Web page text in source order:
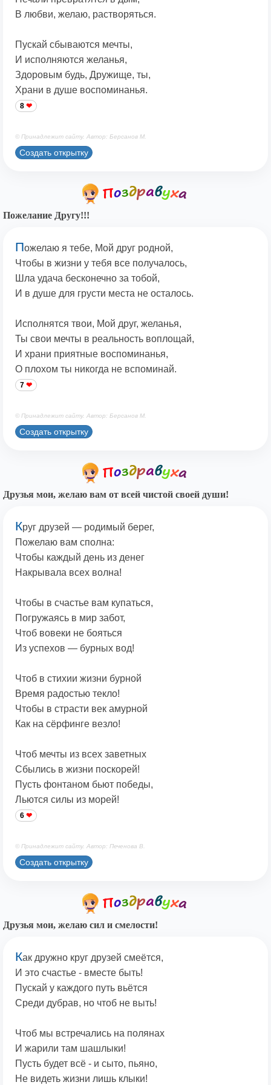
В любви, желаю, растворяться.
Пускай сбываются мечты,
И исполняются желанья,
Здоровым будь, Дружище, ты,
Храни в душе воспоминанья.
8
© Принадлежит сайту. Автор: Берсанов М.
Создать открытку
Пожелание Другу!!!
Пожелаю я тебе, Мой друг родной,
Чтобы в жизни у тебя все получалось,
Шла удача бесконечно за тобой,
И в душе для грусти места не осталось.
Исполнятся твои, Мой друг, желанья,
Ты свои мечты в реальность воплощай,
И храни приятные воспоминанья,
О плохом ты никогда не вспоминай.
7
© Принадлежит сайту. Автор: Берсанов М.
Создать открытку
Друзья мои, желаю вам от всей чистой своей души!
Круг друзей — родимый берег,
Пожелаю вам сполна:
Чтобы каждый день из денег
Накрывала всех волна!
Чтобы в счастье вам купаться,
Погружаясь в мир забот,
Чтоб вовеки не бояться
Из успехов — бурных вод!
Чтоб в стихии жизни бурной
Время радостью текло!
Чтобы в страсти век амурной
Как на сёрфинге везло!
Чтоб мечты из всех заветных
Сбылись в жизни поскорей!
Пусть фонтаном бьют победы,
Льются силы из морей!
6
© Принадлежит сайту. Автор: Печенова В.
Создать открытку
Друзья мои, желаю сил и смелости!
Как дружно круг друзей смеётся,
И это счастье - вместе быть!
Пускай у каждого путь вьётся
Среди дубрав, но чтоб не выть!
Чтоб мы встречались на полянах
И жарили там шашлыки!
Пусть будет всё - и сыто, пьяно,
Не видеть жизни лишь клыки!